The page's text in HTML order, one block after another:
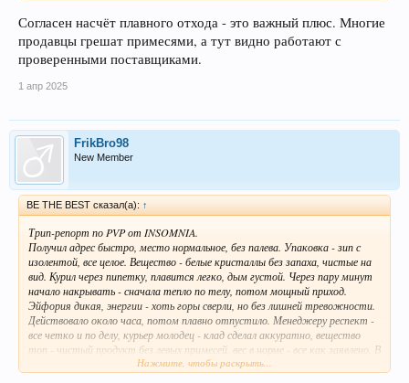
отдельный плюс за оперативность и профессионализм.
Согласен насчёт плавного отхода - это важный плюс. Многие
продавцы грешат примесями, а тут видно работают с
проверенными поставщиками.
1 апр 2025
FrikBro98
New Member
BE THE BEST сказал(а): ↑
Трип-репорт по PVP от INSOMNIA.
Получил адрес быстро, место нормальное, без палева. Упаковка - зип с
изолентой, все целое. Вещество - белые кристаллы без запаха, чистые на
вид. Курил через пипетку, плавится легко, дым густой. Через пару минут
начало накрывать - сначала тепло по телу, потом мощный приход.
Эйфория дикая, энергии - хоть горы сверли, но без лишней тревожности.
Действовало около часа, потом плавно отпустило. Менеджеру респект -
все четко и по делу, курьер молодец - клад сделал аккуратно, вещество
топ - чистый продукт без левых примесей, вес в норме - все как заявлено. В
общем, INSOMNIA держит марку, PVP качественный, рекомендую тем
Нажмите, чтобы раскрыть...